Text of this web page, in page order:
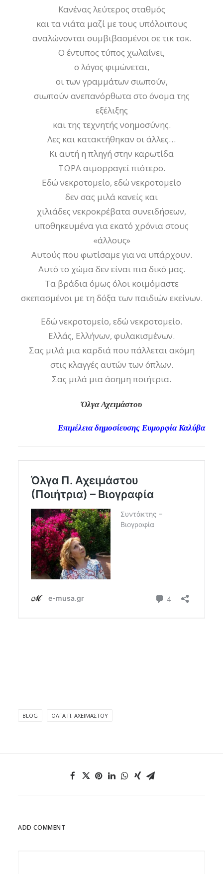
Κανένας λεύτερος σταθμός
και τα νιάτα μαζί με τους υπόλοιπους
αναλώνονται συμβιβασμένοι σε τικ τοκ.
Ο έντυπος τύπος χωλαίνει,
ο λόγος φιμώνεται,
οι των γραμμάτων σιωπούν,
σιωπούν ανεπανόρθωτα στο όνομα της
εξέλιξης
και της τεχνητής νοημοσύνης.
Λες και κατακτήθηκαν οι άλλες…
Κι αυτή η πληγή στην καρωτίδα
ΤΩΡΑ αιμορραγεί πιότερο.
Εδώ νεκροτομείο, εδώ νεκροτομείο
δεν σας μιλά κανείς και
χιλιάδες νεκροκρέβατα συνειδήσεων,
υποθηκευμένα για εκατό χρόνια στους
«άλλους»
Αυτούς που φωτίσαμε για να υπάρχουν.
Αυτό το χώμα δεν είναι πια δικό μας.
Τα βράδια όμως όλοι κοιμόμαστε
σκεπασμένοι με τη δόξα των παιδιών εκείνων.
Εδώ νεκροτομείο, εδώ νεκροτομείο.
Ελλάς, Ελλήνων, φυλακισμένων.
Σας μιλά μια καρδιά που πάλλεται ακόμη
στις κλαγγές αυτών των όπλων.
Σας μιλά μια άσημη ποιήτρια.
Όλγα Αχειμάστου
Επιμέλεια δημοσίευσης Ευμορφία Καλύβα
BLOG ΌΛΓΑ Π. ΑΧΕΙΜΆΣΤΟΥ
ADD COMMENT